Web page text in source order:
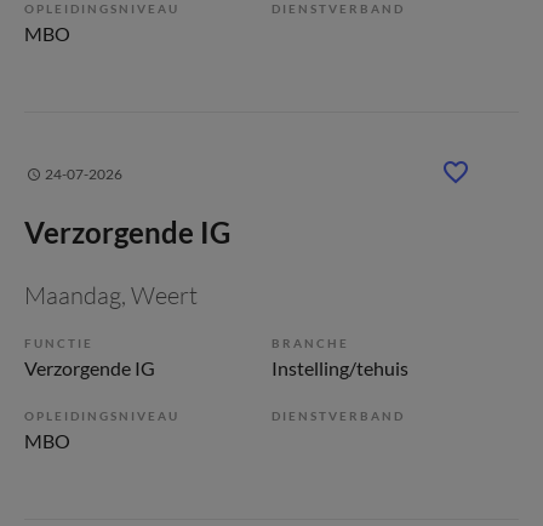
OPLEIDINGSNIVEAU
MBO
DIENSTVERBAND
24-07-2026
Verzorgende IG
Maandag, Weert
FUNCTIE
Verzorgende IG
BRANCHE
Instelling/tehuis
OPLEIDINGSNIVEAU
MBO
DIENSTVERBAND